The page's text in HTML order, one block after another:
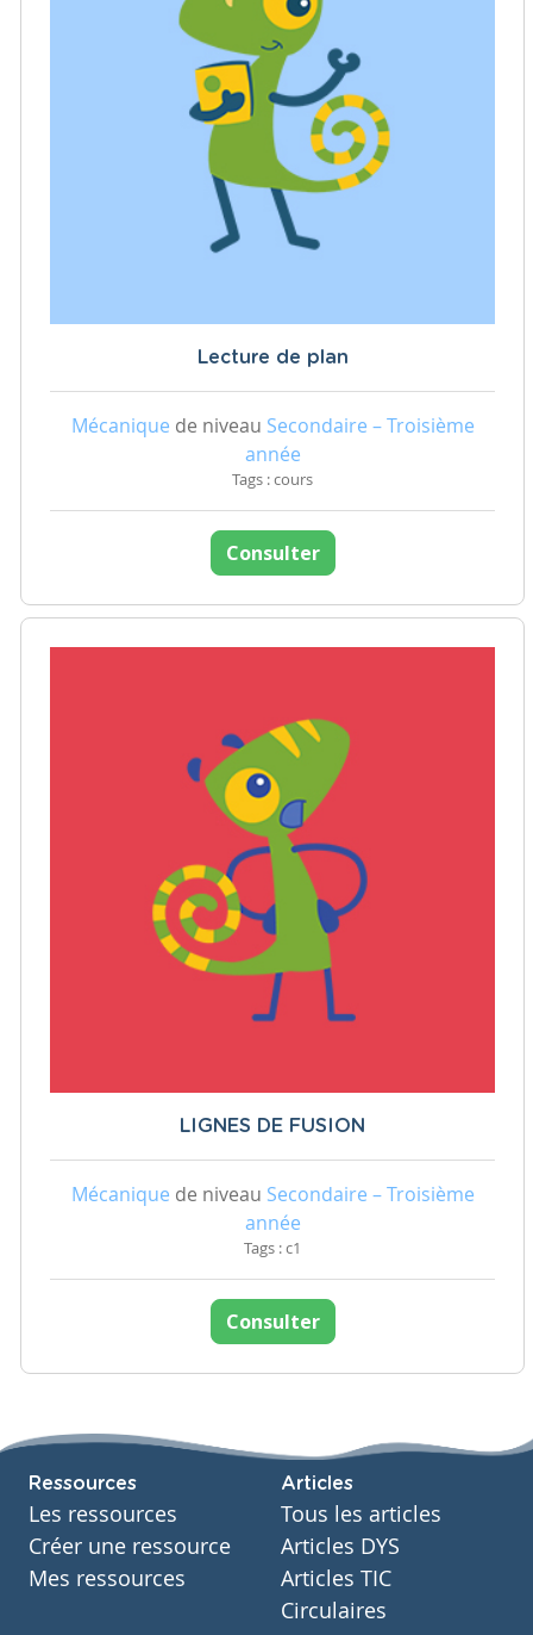
Lecture de plan
Mécanique de niveau Secondaire – Troisième
année
Tags : cours
Consulter
LIGNES DE FUSION
Mécanique de niveau Secondaire – Troisième
année
Tags : c1
Consulter
Ressources
Les ressources
Créer une ressource
Mes ressources
Articles
Tous les articles
Articles DYS
Articles TIC
Circulaires